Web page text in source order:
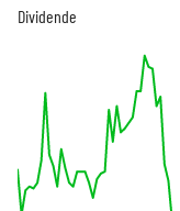
Dividende